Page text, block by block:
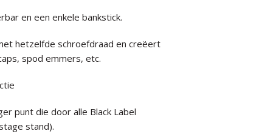
en een enkele bankstick.
hetzelfde schroefdraad en creëert
spod emmers, etc.
punt die door alle Black Label
stand).